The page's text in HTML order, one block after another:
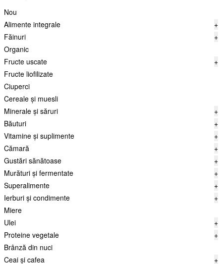
Nou
Alimente integrale
+
Făinuri
+
Organic
Fructe uscate
+
Fructe liofilizate
Ciuperci
Cereale și muesli
Minerale și săruri
+
Băuturi
+
Vitamine și suplimente
+
Cămară
+
Gustări sănătoase
+
Murături și fermentate
+
Superalimente
+
Ierburi și condimente
+
Miere
Ulei
+
Proteine vegetale
+
Brânză din nuci
Ceai și cafea
+